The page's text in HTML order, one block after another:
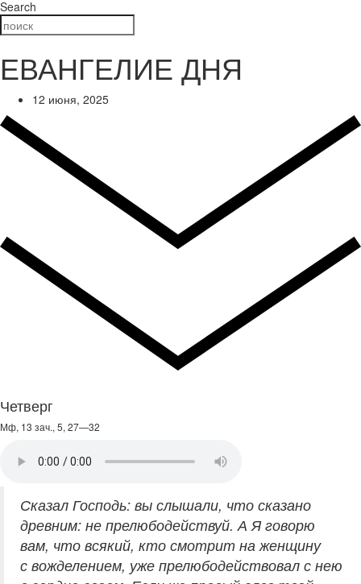
Search
ЕВАНГЕЛИЕ ДНЯ
12 июня, 2025
Четверг
Мф, 13 зач., 5, 27—32
Сказал Господь: вы слышали, что сказано
древним: не прелюбодействуй. А Я говорю
вам, что всякий, кто смотрит на женщину
с вожделением, уже прелюбодействовал с нею